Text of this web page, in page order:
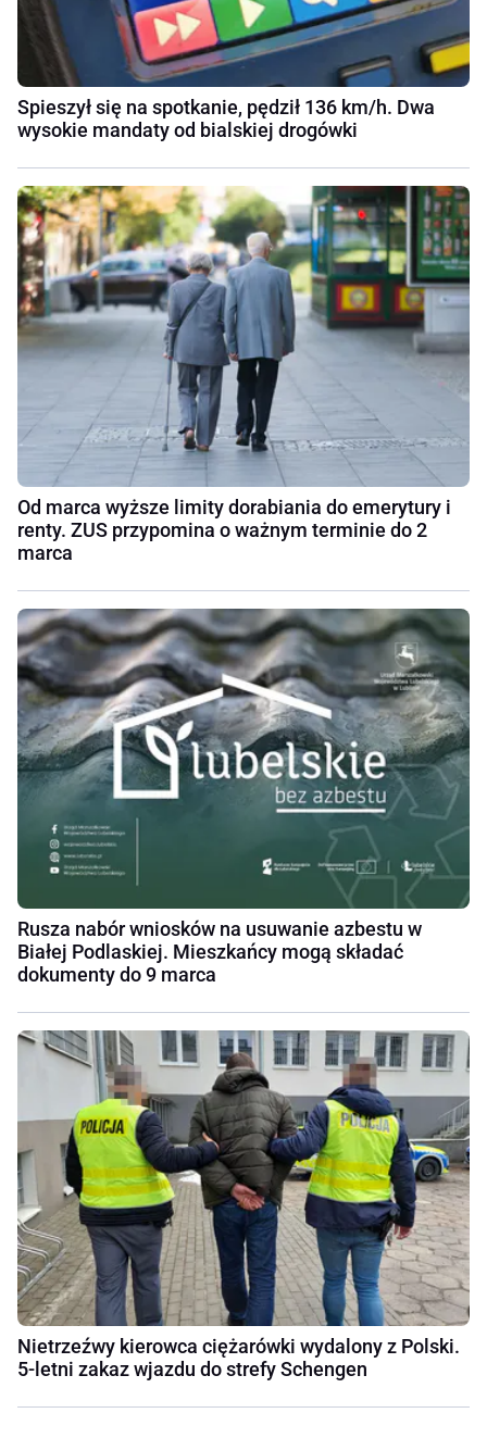
Spieszył się na spotkanie, pędził 136 km/h. Dwa
wysokie mandaty od bialskiej drogówki
Od marca wyższe limity dorabiania do emerytury i
renty. ZUS przypomina o ważnym terminie do 2
marca
Rusza nabór wniosków na usuwanie azbestu w
Białej Podlaskiej. Mieszkańcy mogą składać
dokumenty do 9 marca
Nietrzeźwy kierowca ciężarówki wydalony z Polski.
5-letni zakaz wjazdu do strefy Schengen